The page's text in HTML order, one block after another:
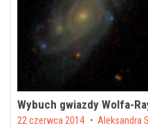
Wybuch gwiazdy Wolfa-
Posted on
22 czerwca 2014 by Aleksandra